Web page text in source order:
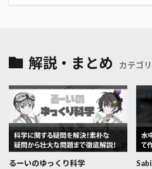
解説・まとめ カテゴ
るーいのゆっくり科学